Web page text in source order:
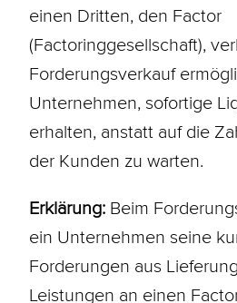
einen Dritten, den Factor
(Factoringgesellschaft),
Forderungsverkauf
Unternehmen, sofortige
erhalten, anstatt auf die
der Kunden zu warten.
Erklärung:Beim
ein Unternehmen seine
Forderungen aus
Leistungen an einen